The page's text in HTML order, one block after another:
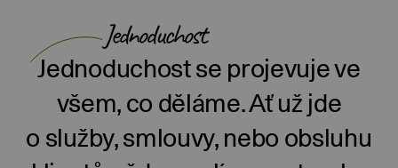
Jednoduchost
Jednoduchost se projevuje ve
všem, co děláme. Ať už jde
o služby, smlouvy, nebo obsluhu